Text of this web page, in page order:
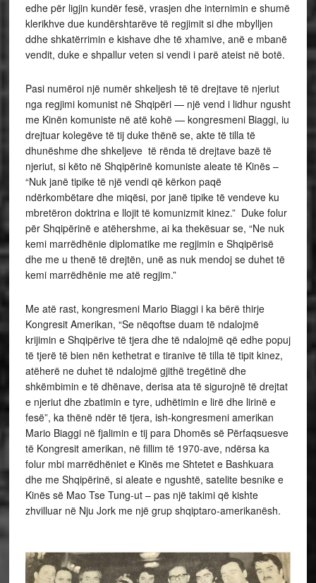
edhe për ligjin kundër fesë, vrasjen dhe internimin e shumë
klerikhve due kundërshtarëve të regjimit si dhe mbylljen
ddhe shkatërrimin e kishave dhe të xhamive, anë e mbanë
vendit, duke e shpallur veten si vendi i parë ateist në botë.
Pasi numëroi një numër shkeljesh të të drejtave të njeriut
nga regjimi komunist në Shqipëri — një vend i lidhur ngusht
me Kinën komuniste në atë kohë — kongresmeni Biaggi, iu
drejtuar kolegëve të tij duke thënë se, akte të tilla të
dhunëshme dhe shkeljeve të rënda të drejtave bazë të
njeriut, si këto në Shqipërinë komuniste aleate të Kinës –
“Nuk janë tipike të një vendi që kërkon paqë
ndërkombëtare dhe miqësi, por janë tipike të vendeve ku
mbretëron doktrina e llojit të komunizmit kinez.” Duke folur
për Shqipërinë e atëhershme, ai ka thekësuar se, “Ne nuk
kemi marrëdhënie diplomatike me regjimin e Shqipërisë
dhe me u thenë të drejtën, unë as nuk mendoj se duhet të
kemi marrëdhënie me atë regjim.”
Me atë rast, kongresmeni Mario Biaggi i ka bërë thirje
Kongresit Amerikan, “Se nëqoftse duam të ndalojmë
krijimin e Shqipërive të tjera dhe të ndalojmë që edhe popuj
të tjerë të bien nën kethetrat e tiranive të tilla të tipit kinez,
atëherë ne duhet të ndalojmë gjithë tregëtinë dhe
shkëmbimin e të dhënave, derisa ata të sigurojnë të drejtat
e njeriut dhe zbatimin e tyre, udhëtimin e lirë dhe lirinë e
fesë”, ka thënë ndër të tjera, ish-kongresmeni amerikan
Mario Biaggi në fjalimin e tij para Dhomës së Përfaqsuesve
të Kongresit amerikan, në fillim të 1970-ave, ndërsa ka
folur mbi marrëdhëniet e Kinës me Shtetet e Bashkuara
dhe me Shqipërinë, si aleate e ngushtë, satelite besnike e
Kinës së Mao Tse Tung-ut – pas një takimi që kishte
zhvilluar në Nju Jork me një grup shqiptaro-amerikanësh.